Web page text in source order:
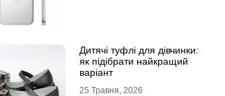
Дитячі туфлі для дівчинки:
як підібрати найкращий
варіант
25 Травня, 2026